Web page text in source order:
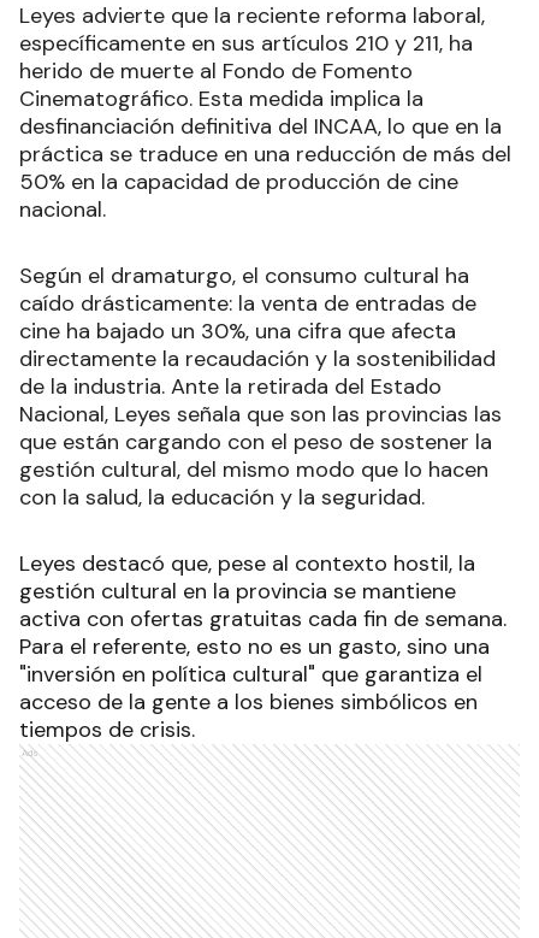
Leyes advierte que la reciente reforma laboral,
específicamente en sus artículos 210 y 211, ha
herido de muerte al Fondo de Fomento
Cinematográfico. Esta medida implica la
desfinanciación definitiva del INCAA, lo que en la
práctica se traduce en una reducción de más del
50% en la capacidad de producción de cine
nacional.
Según el dramaturgo, el consumo cultural ha
caído drásticamente: la venta de entradas de
cine ha bajado un 30%, una cifra que afecta
directamente la recaudación y la sostenibilidad
de la industria. Ante la retirada del Estado
Nacional, Leyes señala que son las provincias las
que están cargando con el peso de sostener la
gestión cultural, del mismo modo que lo hacen
con la salud, la educación y la seguridad.
Leyes destacó que, pese al contexto hostil, la
gestión cultural en la provincia se mantiene
activa con ofertas gratuitas cada fin de semana.
Para el referente, esto no es un gasto, sino una
"inversión en política cultural" que garantiza el
acceso de la gente a los bienes simbólicos en
tiempos de crisis.
Ads